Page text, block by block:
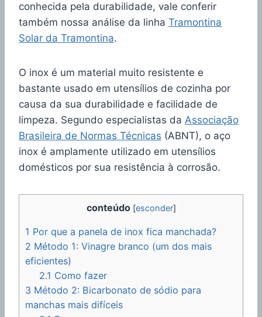
conhecida pela durabilidade, vale conferir
também nossa análise da linha Tramontina
Solar da Tramontina.
O inox é um material muito resistente e
bastante usado em utensílios de cozinha por
causa da sua durabilidade e facilidade de
limpeza. Segundo especialistas da Associação
Brasileira de Normas Técnicas (ABNT), o aço
inox é amplamente utilizado em utensílios
domésticos por sua resistência à corrosão.
conteúdo [esconder]
1 Por que a panela de inox fica manchada?
2 Método 1: Vinagre branco (um dos mais
eficientes)
2.1 Como fazer
3 Método 2: Bicarbonato de sódio para
manchas mais difíceis